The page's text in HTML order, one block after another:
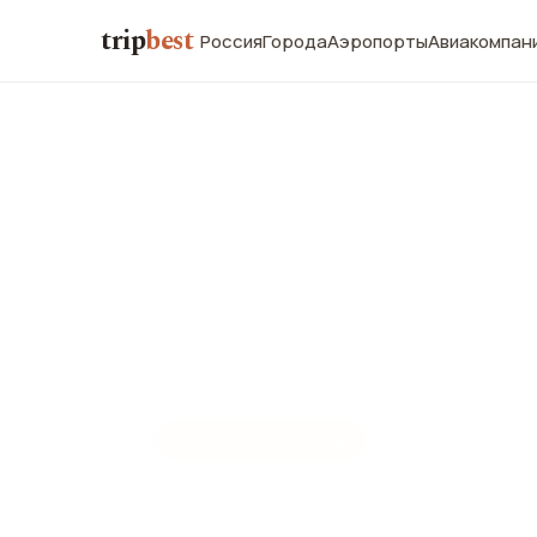
tripbest РоссияГородаАэропорты